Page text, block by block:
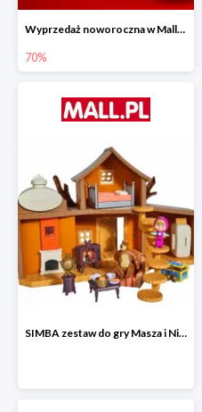
Wyprzedaż noworoczna w Mall.pl do -70%
70%
SIMBA zestaw do gry Masza i Niedźwiedź - Duży dom Maszy -15%